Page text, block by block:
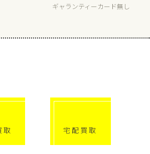
ギャランティーカード無し
取 宅配買取